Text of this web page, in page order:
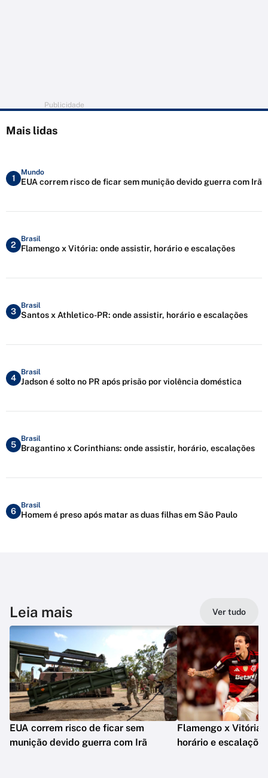
Publicidade
Mais lidas
1
Mundo
EUA correm risco de ficar sem munição devido guerra com Irã
2
Brasil
Flamengo x Vitória: onde assistir, horário e escalações
3
Brasil
Santos x Athletico-PR: onde assistir, horário e escalações
4
Brasil
Jadson é solto no PR após prisão por violência doméstica
5
Brasil
Bragantino x Corinthians: onde assistir, horário, escalações
6
Brasil
Homem é preso após matar as duas filhas em São Paulo
Leia mais Ver tudo
EUA correm risco de ficar sem
munição devido guerra com Irã
Flamengo x Vitória:
horário e escalações